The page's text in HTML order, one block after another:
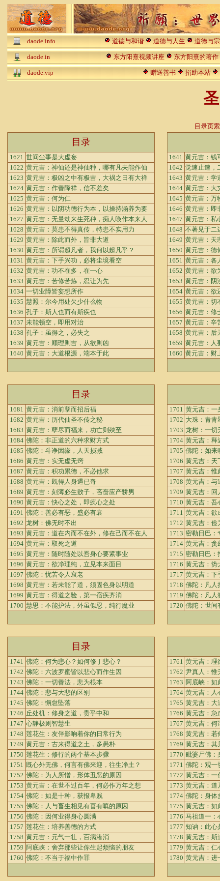
daode.info 道德与和谐 道德与人生 道德与
daode.in 东方阳熹视频讲座 东方阳熹的著作
daode.vip 赠送善书 捐助本站
目录页
目录
1621 世间尘事是大虚妄
1622 黄元吉：神仙还是神仙种，哪有凡夫能作仙
1623 黄元吉：极凶之中有极吉，大祸之日有大祥
1624 黄元吉：作善降祥，信不差矣
1625 黄元吉：何为仁
1626 黄元吉：以阴功德行为本，以操持涵养为要
1627 黄元吉：无量劫来生死种，痴人唤作本来人
1628 黄元吉：莫患不得真传，特患不实用力
1629 黄元吉：除此而外，皆非大道
1630 黄元吉：所谓超凡者，我何以超凡乎？
1631 黄元吉：下手兴功，必将尘境看空
1632 黄元吉：功不在多，在一心
1633 黄元吉：苦修苦炼，忍让为先
1634 一切业障皆妄想所作
1635 慧照：尔今用处欠少什么物
1636 孔子：斯人也而有斯疾也
1637 未能顿空，即用对治
1638 孔子：虽得之，必失之
1639 黄元吉：顺理则吉，从欲则凶
1640 黄元吉：大道根源，端本于此
1641 黄元吉：钱
1642 觉速止速，
1643 黄元吉：学
1644 黄元吉：大
1645 黄元吉：万
1646 黄元吉：即
1647 黄元吉：私
1648 不著见于二
1649 黄元吉：天
1650 黄元吉：德
1651 黄元吉：各
1652 黄元吉：欲
1653 黄元吉：阴
1654 黄元吉：欲
1655 黄元吉：切
1656 黄元吉：修
1657 黄元吉：辛
1658 黄元吉：后
1659 黄元吉：人
1660 黄元吉：财
目录
1681 黄元吉：消前孽而招后福
1682 黄元吉：历代仙圣不传之秘
1683 黄元吉：孽尽而福来，功亡则殃至
1684 佛陀：非正道的六种求财方式
1685 佛陀：斗诤因缘，人天损减
1686 黄元吉：实无虚无窍
1687 黄元吉：积功累德，不必他求
1688 黄元吉：既得人身遇已奇
1689 黄元吉：刻薄必生败子，吝啬应产骄男
1690 黄元吉：快心之处，即疚心之处
1691 佛陀：善必有恶，盛必有衰
1692 龙树：佛无时不出
1693 黄元吉：道在内而不在外，修在己而不在人
1694 黄元吉：取死之道
1695 黄元吉：随时随处以吾身心要紧事业
1696 黄元吉：欲净理纯，立见本来面目
1697 佛陀：忧苦令人衰老
1698 黄元吉：若未能了道，须固色身以明道
1699 黄元吉：得道之验，第一宿疾齐消
1700 慧思：不能护法，外虽似忍，纯行魔业
1701 黄元吉：一
1702 大珠：青青
1703 龙树：一切
1704 黄元吉：释
1705 佛陀：如来
1706 黄元吉：天
1707 黄元吉：惟
1708 黄元吉：与
1709 黄元吉：回
1710 黄元吉：吾
1711 黄元吉：欲
1712 黄元吉：俭
1713 密勒日巴：
1714 黄元吉：贪
1715 密勒日巴：
1716 黄元吉：势
1717 黄元吉：下
1718 佛陀：凡人
1719 佛陀：凡人
1720 佛陀：世间
目录
1741 佛陀：何为悲心？如何修于悲心？
1742 佛陀：六波罗蜜皆以悲心而作生因
1743 佛陀：一切善法，悲为根本
1744 佛陀：悲与大悲的区别
1745 佛陀：懈怠坠落
1746 丘处机：修身之道，贵乎中和
1747 心静极则智慧生
1748 莲花生：友伴影响着你的日常行为
1749 黄元吉：古来得道之土，多愚朴
1750 莲花生：修行的两个基本步骤
1751 既心外无佛，何言有佛来迎，往生净土？
1752 佛陀：为人所憎，形体丑恶的原因
1753 黄元吉：在世不过百年，何必作万年之想
1754 佛陀：如是十种，获报卑贱
1755 佛陀：人与畜生相见有喜有嗔的原因
1756 佛陀：因何业得身心圆满
1757 莲花生：培养善德的方式
1758 黄元吉：元气一壮，百病潜消
1759 阿底峡：舍弃那些让你生起烦恼的朋友
1760 佛陀：不当于福中作罪
1761 黄元吉：理
1762 尹真人：惟
1763 阿底峡：如
1764 黄元吉：人
1765 黄元吉：大
1766 黄元吉：急
1767 黄元吉：何
1768 黄元吉：若
1769 黄元吉：其
1770 毗婆尸佛：
1771 佛陀：观一
1772 黄元吉：一
1773 黄元吉：道
1774 佛陀：身体
1775 黄元吉：如
1776 马祖道一：
1777 知讷：此心
1778 黄元吉：斯
1779 黄元吉：仁
1780 黄元吉：进